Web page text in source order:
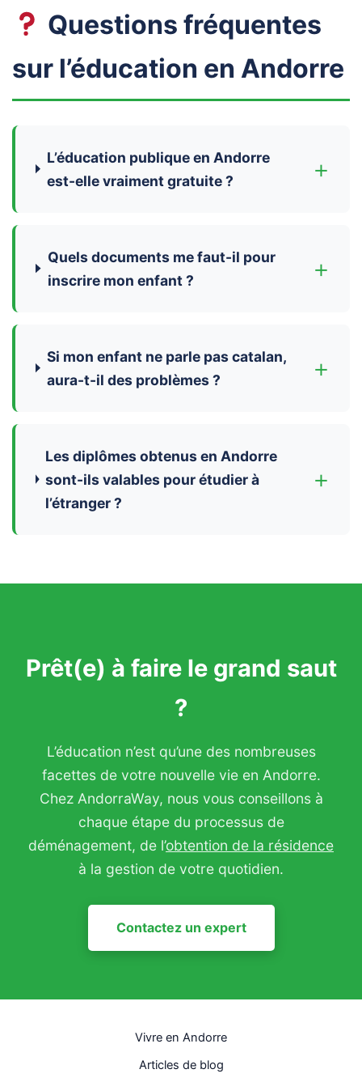
Questions fréquentes
sur l’éducation en Andorre
L’éducation publique en Andorre
est-elle vraiment gratuite ?
+
Quels documents me faut-il pour
inscrire mon enfant ?
+
Si mon enfant ne parle pas catalan,
aura-t-il des problèmes ?
+
Les diplômes obtenus en Andorre
sont-ils valables pour étudier à
l’étranger ?
+
Prêt(e) à faire le grand saut
?
L’éducation n’est qu’une des nombreuses
facettes de votre nouvelle vie en Andorre.
Chez AndorraWay, nous vous conseillons à
chaque étape du processus de
déménagement, de l’obtention de la résidence
à la gestion de votre quotidien.
Contactez un expert
Vivre en Andorre
Articles de blog